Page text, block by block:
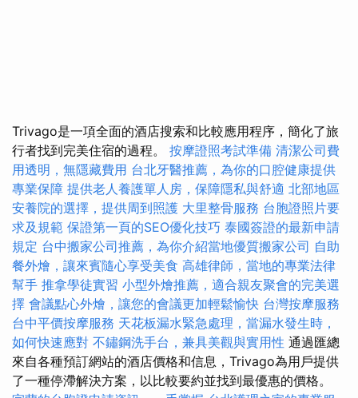
Trivago是一項全面的酒店搜索和比較應用程序，簡化了旅
行者找到完美住宿的過程。 按摩證照考試準備 清潔公司費
用透明，無隱藏費用 台北牙醫推薦，為你的口腔健康提供
專業保障 提供老人養護單人房，保障隱私與舒適 北部地區
安養院的選擇，提供周到照護 大里整骨服務 台胞證照片要
求及規範 保證第一頁的SEO優化技巧 泰國簽證的最新申請
規定 台中搬家公司推薦，為你介紹當地優質搬家公司 自助
餐外燴，讓來賓隨心享受美食 高雄律師，當地的專業法律
幫手 推拿學徒實習 小型外燴推薦，適合親友聚會的完美選
擇 會議點心外燴，讓您的會議更加輕鬆愉快 台灣按摩服務
台中平價按摩服務 天花板漏水緊急處理，當漏水發生時，
如何快速應對 不鏽鋼洗手台，兼具美觀與實用性 通過匯總
來自各種預訂網站的酒店價格和信息，Trivago為用戶提供
了一種停滯解決方案，以比較要約並找到最優惠的價格。